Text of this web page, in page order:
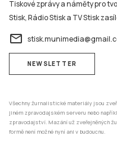
email
NEWSLETTER
Všechny žurnalistické materiály jsou
formě není možné nyní ani v budoucnu.
ADRESA